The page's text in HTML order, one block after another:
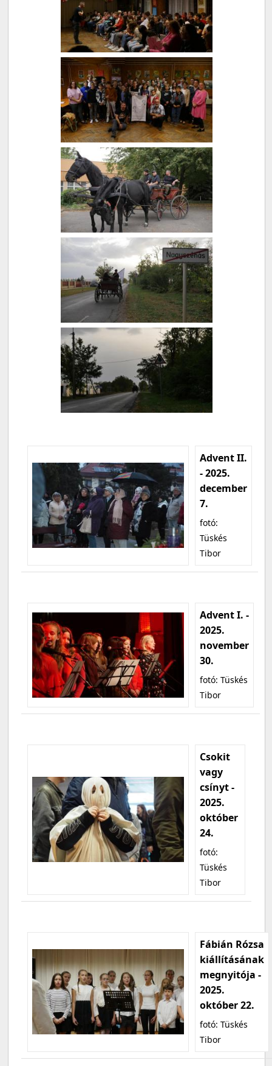
Advent II.
- 2025.
december
7.
fotó:
Tüskés
Tibor
Advent I. -
2025.
november
30.
fotó: Tüskés
Tibor
Csokit
vagy
csínyt -
2025.
október
24.
fotó:
Tüskés
Tibor
Fábián Rózsa
kiállításának
megnyitója -
2025.
október 22.
fotó: Tüskés
Tibor